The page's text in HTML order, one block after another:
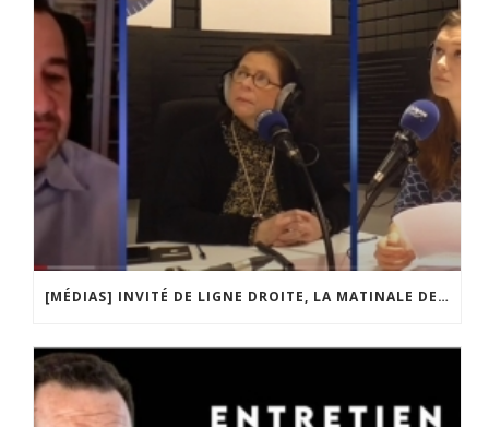
[MÉDIAS] INVITÉ DE LIGNE DROITE, LA MATINALE DE RADIO COURTOISIE